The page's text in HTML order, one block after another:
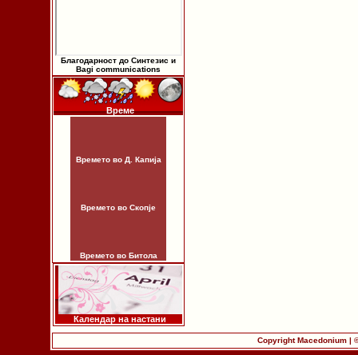
Благодарност до Синтезис и
Bagi communications
Време
Времето во Д. Капија
Времето во Скопје
Времето во Битола
Календар на настани
Copyright Macedonium |